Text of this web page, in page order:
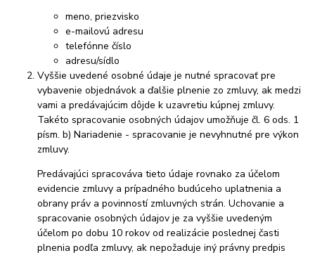
meno, priezvisko
e-mailovú adresu
telefónne číslo
adresu/sídlo
Vyššie uvedené osobné údaje je nutné spracovať pre
vybavenie objednávok a ďalšie plnenie zo zmluvy, ak medzi
vami a predávajúcim dôjde k uzavretiu kúpnej zmluvy.
Takéto spracovanie osobných údajov umožňuje čl. 6 ods. 1
písm. b) Nariadenie - spracovanie je nevyhnutné pre výkon
zmluvy.
Predávajúci spracováva tieto údaje rovnako za účelom
evidencie zmluvy a prípadného budúceho uplatnenia a
obrany práv a povinností zmluvných strán. Uchovanie a
spracovanie osobných údajov je za vyššie uvedeným
účelom po dobu 10 rokov od realizácie poslednej časti
plnenia podľa zmluvy, ak nepožaduje iný právny predpis